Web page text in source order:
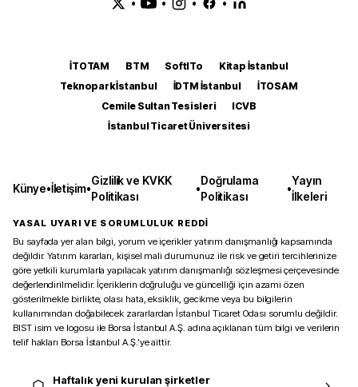
• • • •
İTOTAM BTM SoftITo
Kitap İstanbul
Teknopark İstanbul
İDTM İstanbul
İTOSAM
Cemile Sultan Tesisleri
ICVB
İstanbul Ticaret Üniversitesi
Künye•İletişim•
Gizlilik ve KVKK
Politikası
•
Doğrulama
Politikası
•
Yayın
İlkeleri
YASAL UYARI VE SORUMLULUK REDDİ
Bu sayfada yer alan bilgi, yorum ve içerikler yatırım danışmanlığı kapsamında
değildir. Yatırım kararları, kişisel mali durumunuz ile risk ve getiri tercihlerinize
göre yetkili kurumlarla yapılacak yatırım danışmanlığı sözleşmesi çerçevesinde
değerlendirilmelidir. İçeriklerin doğruluğu ve güncelliği için azami özen
gösterilmekle birlikte, olası hata, eksiklik, gecikme veya bu bilgilerin
kullanımından doğabilecek zararlardan İstanbul Ticaret Odası sorumlu değildir.
BIST isim ve logosu ile Borsa İstanbul A.Ş. adına açıklanan tüm bilgi ve verilerin
telif hakları Borsa İstanbul A.Ş.’ye aittir.
Haftalık yeni kurulan şirketler